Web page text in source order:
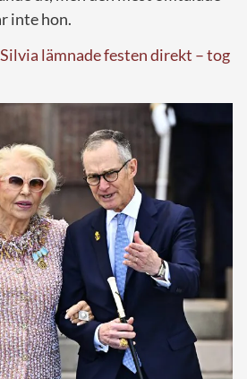
inte hon.
lämnade festen direkt – tog